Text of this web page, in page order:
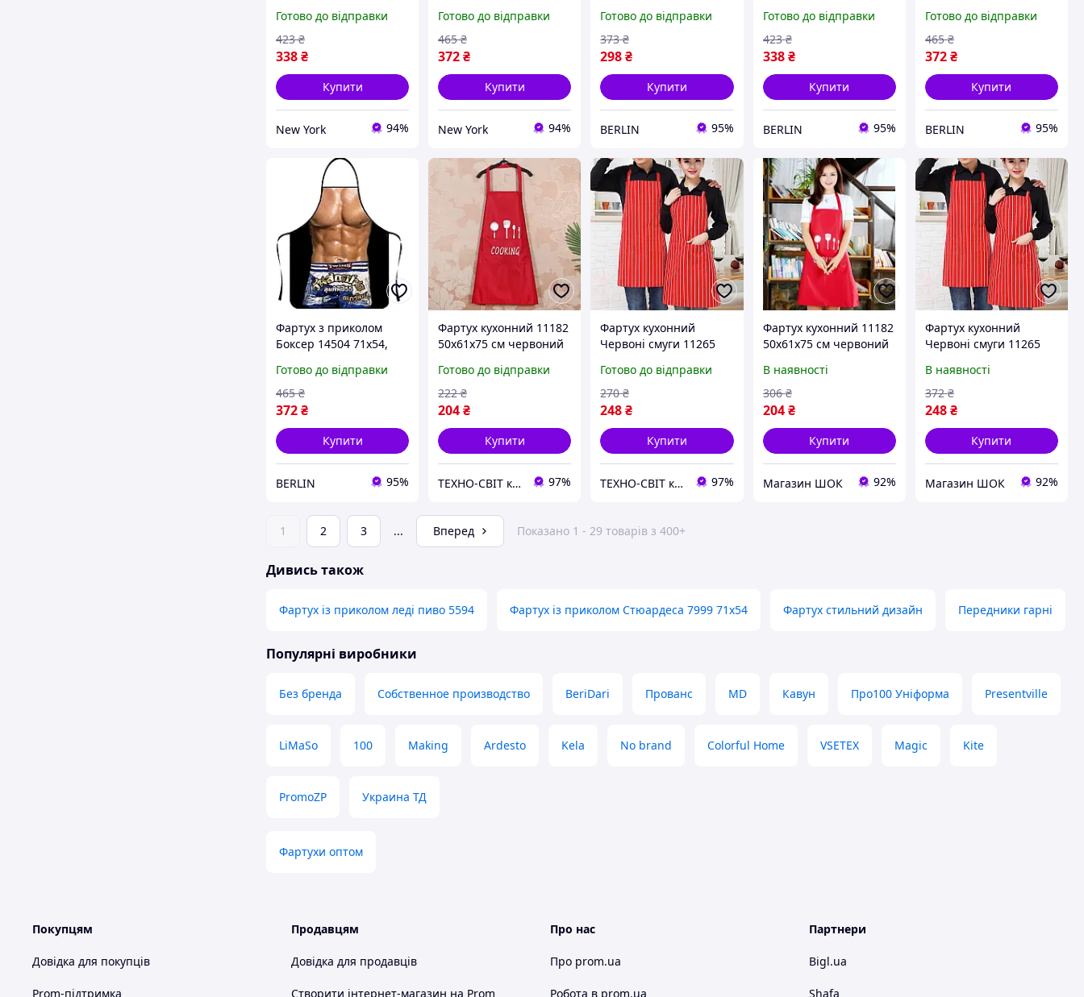
Готово до відправки
338₴
423 ₴
Купити
New York 94%
Готово до відправки
372₴
465 ₴
Купити
New York 94%
Готово до відправки
298₴
373 ₴
Купити
BERLIN 95%
Готово до відправки
338 ₴
423 ₴
Купити
BERLIN 95%
Готово до відправки
372₴
465 ₴
Купити
BERLIN 95%
Фартух з приколом
Боксер 14504 71х54,
Готово до відправки
372₴
465 ₴
Купити
BERLIN 95%
Фартух кухонний 11182
50х61х75 см червоний
Готово до відправки
204₴
222 ₴
Купити
ТЕХНО-СВІТ компьютерна техніка, мобільні аксесуари, електронна техніка та багато іншого. 97%
Фартух кухонний
Червоні смуги 11265
Готово до відправки
248₴
270 ₴
Купити
ТЕХНО-СВІТ компьютерна техніка, мобільні аксесуари, електронна техніка та багато іншого. 97%
Фартух кухонний 11182
50х61х75 см червоний
В наявності
204 ₴
306 ₴
Купити
Магазин ШОК 92%
Фартух кухонний
Червоні смуги 11265
В наявності
248₴
372 ₴
Купити
Магазин ШОК 92%
1 2 3 ... Вперед Показано 1 - 29 товарів з 400+
Дивись також
Фартух із приколом леді пиво 5594 Фартух із приколом Стюардеса 7999 71х54 Фартух стильний дизайн Передники гарні
Популярні виробники
Без бренда Собственное производство BeriDari Прованс MD Кавун Про100 Уніформа Presentville
LiMaSo 100 Making Ardesto Kela No brand Colorful Home VSETEX Magic Kite
PromoZP Украина ТД
Фартухи оптом
Покупцям
Довідка для покупців
Prom-підтримка
Продавцям
Довідка для продавців
Створити інтернет-магазин на Prom
Про нас
Про prom.ua
Робота в prom.ua
Партнери
Bigl.ua
Shafa